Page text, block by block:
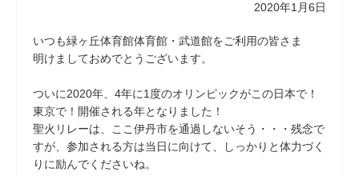
2020年1月6日
いつも緑ヶ丘体育館体育館・武道館をご利用の皆さま
明けましておめでとうございます。
ついに2020年、4年に1度のオリンピックがこの日本で！
東京で！開催される年となりました！
聖火リレーは、ここ伊丹市を通過しないそう・・・残念で
すが、参加される方は当日に向けて、しっかりと体力づく
りに励んでくださいね。